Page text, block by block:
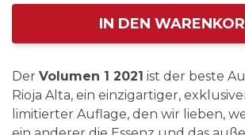
IN DEN
Der Volumen 1 2021 ist der beste
Rioja Alta, ein einzigartiger,
limitierter Auflage, den wir lieben,